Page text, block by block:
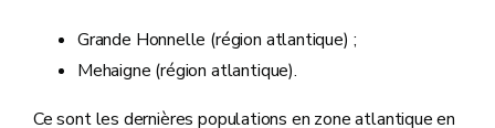
Grande Honnelle (région atlantique) ;
Mehaigne (région atlantique).
Ce sont les dernières populations en zone atlantique en